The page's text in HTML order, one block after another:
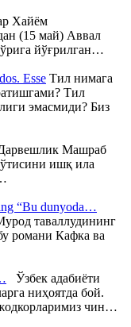
Хайём
(15 май) Аввал
йўғрилган…
Esse Тил нимага
Тил
эмасмиди? Биз
Машраб
ишқ ила
“Bu dunyoda…
таваллудининг
романи Кафка ва
Ўзбек адабиёти
ниҳоятда бой.
чин…